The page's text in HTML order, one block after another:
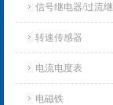
信号继电器/过流
转速传感器
电流电度表
电磁铁